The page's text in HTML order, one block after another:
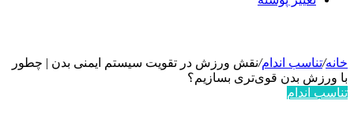
خانه/تناسب اندام/نقش ورزش در تقویت سیستم ایمنی بدن | چطور
با ورزش بدن قوی‌تری بسازیم؟
تناسب اندام